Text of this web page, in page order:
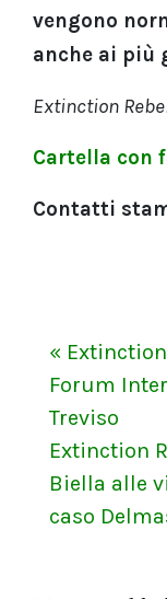
vengono
anche ai più
Extinction
Cartella con
Contatti
«
Forum
Treviso
Extinction
Biella alle
caso